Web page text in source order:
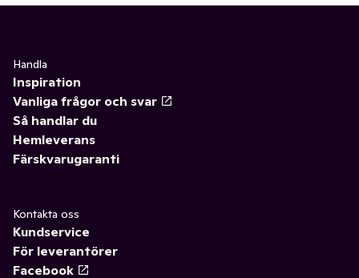
Handla
Inspiration
Vanliga frågor och svar
Så handlar du
Hemleverans
Färskvarugaranti
Kontakta oss
Kundservice
För leverantörer
Facebook